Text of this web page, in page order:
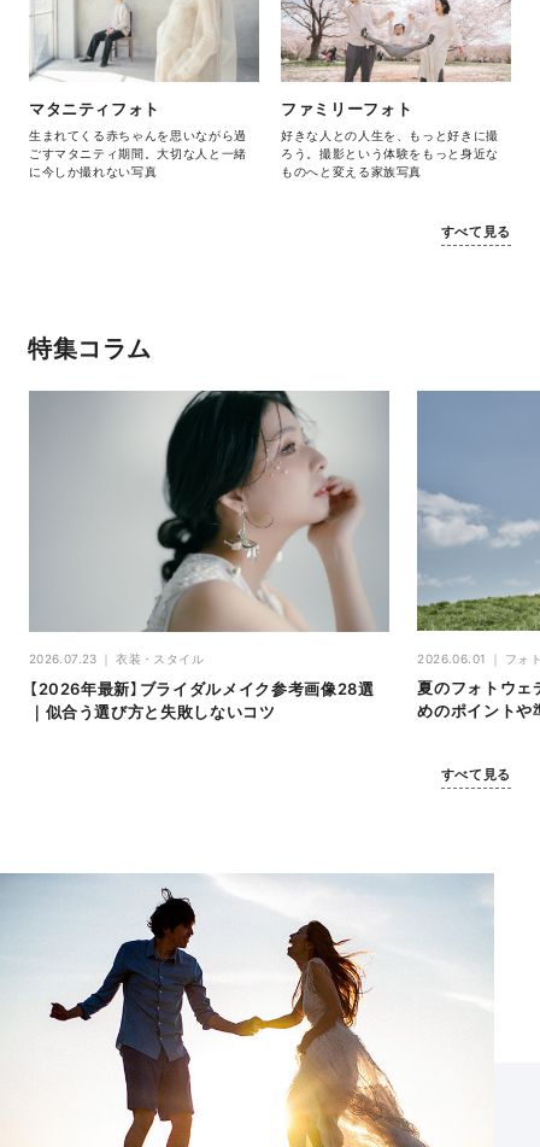
マタニティフォト
生まれてくる赤ちゃんを思いながら過
ごすマタニティ期間。大切な人と一緒
に今しか撮れない写真
ファミリーフォト
好きな⼈との⼈⽣を、もっと好きに撮
ろう。撮影という体験をもっと⾝近な
ものへと変える家族写真
すべて見る
特集コラム
2026.07.23 衣装・スタイル
【2026年最新】ブライダルメイク参考画像28選
｜似合う選び方と失敗しないコツ
2026.06.01 フォ
夏のフォトウェ
めのポイントや
すべて見る